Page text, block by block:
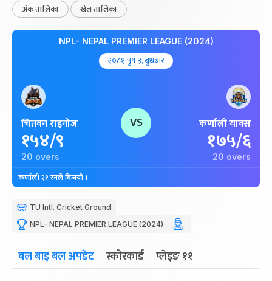
अंक तालिका खेल तालिका
NPL- NEPAL PREMIER LEAGUE (2024)
२०८१ पुष ३, बुधबार
चितवन राइनोज
१५४/९
20 overs
VS कर्णाली याक्स
१७५/६
20 overs
कर्णाली २१ रनले विजयी ।
TU Intl. Cricket Ground
NPL- NEPAL PREMIER LEAGUE (2024)
बल बाइ बल अपडेट स्कोरकार्ड प्लेइङ ११